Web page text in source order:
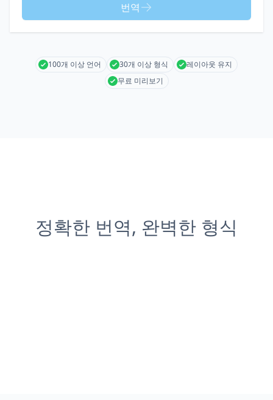
번역
100개 이상 언어 30개 이상 형식
레이아웃 유지
무료 미리보기
정확한 번역, 완벽한 형식